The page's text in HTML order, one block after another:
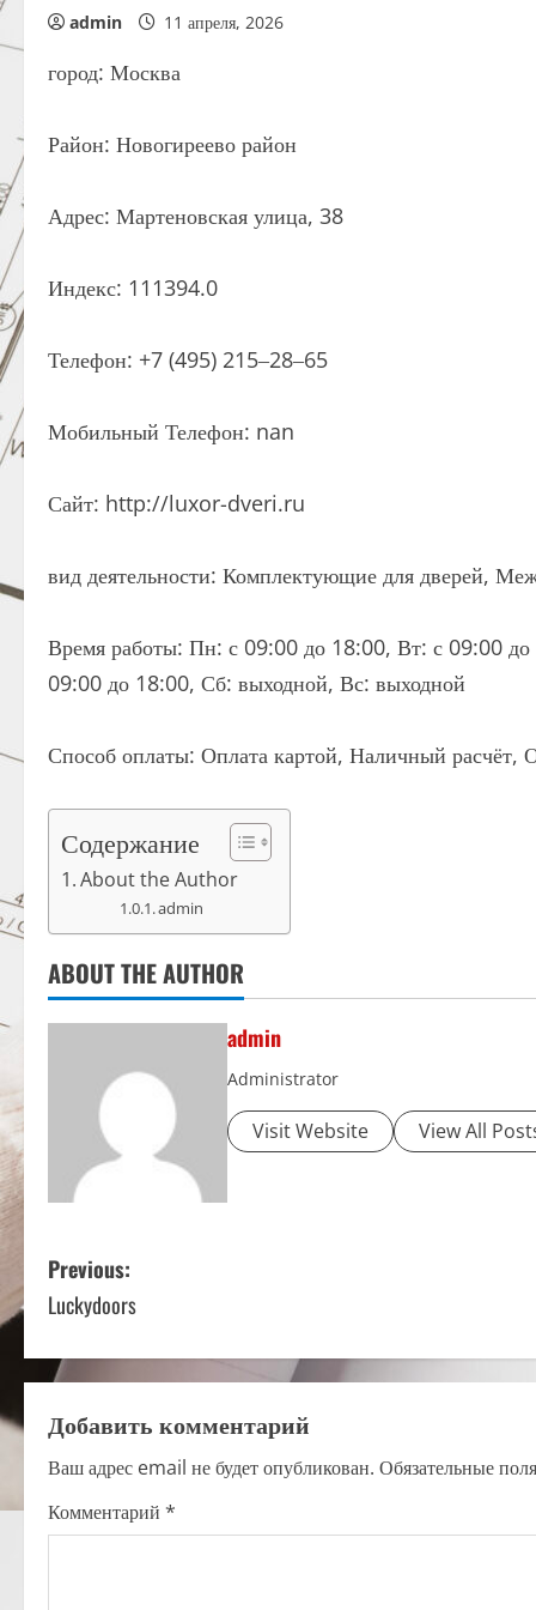
admin 11 апреля, 2026
город: Москва
Район: Новогиреево район
Адрес: Мартеновская улица, 38
Индекс: 111394.0
Телефон: +7 (495) 215‒28‒65
Мобильный Телефон: nan
Сайт: http://luxor-dveri.ru
вид деятельности: Комплектующие для дверей,
Время работы: Пн: с 09:00 до 18:00, Вт: с 09:00
09:00 до 18:00, Сб: выходной, Вс: выходной
Способ оплаты: Оплата картой, Наличный расчёт,
Содержание
About the Author
admin
ABOUT THE AUTHOR
admin
Administrator
Visit Website View All
P
o
s
t
n
a
Previous:
Luckydoors
Добавить комментарий
Ваш адрес email не будет опубликован. Обязательные
Комментарий *